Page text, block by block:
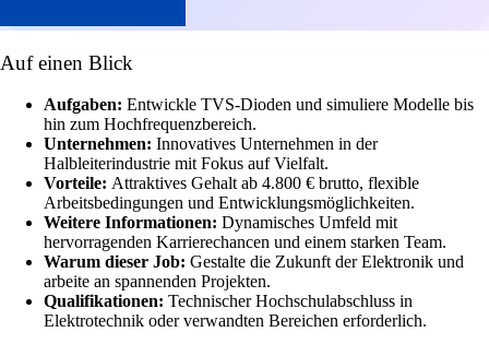
Auf einen Blick
Aufgaben: Entwickle TVS-Dioden und simuliere Modelle bis
hin zum Hochfrequenzbereich.
Unternehmen: Innovatives Unternehmen in der
Halbleiterindustrie mit Fokus auf Vielfalt.
Vorteile: Attraktives Gehalt ab 4.800 € brutto, flexible
Arbeitsbedingungen und Entwicklungsmöglichkeiten.
Weitere Informationen: Dynamisches Umfeld mit
hervorragenden Karrierechancen und einem starken Team.
Warum dieser Job: Gestalte die Zukunft der Elektronik und
arbeite an spannenden Projekten.
Qualifikationen: Technischer Hochschulabschluss in
Elektrotechnik oder verwandten Bereichen erforderlich.